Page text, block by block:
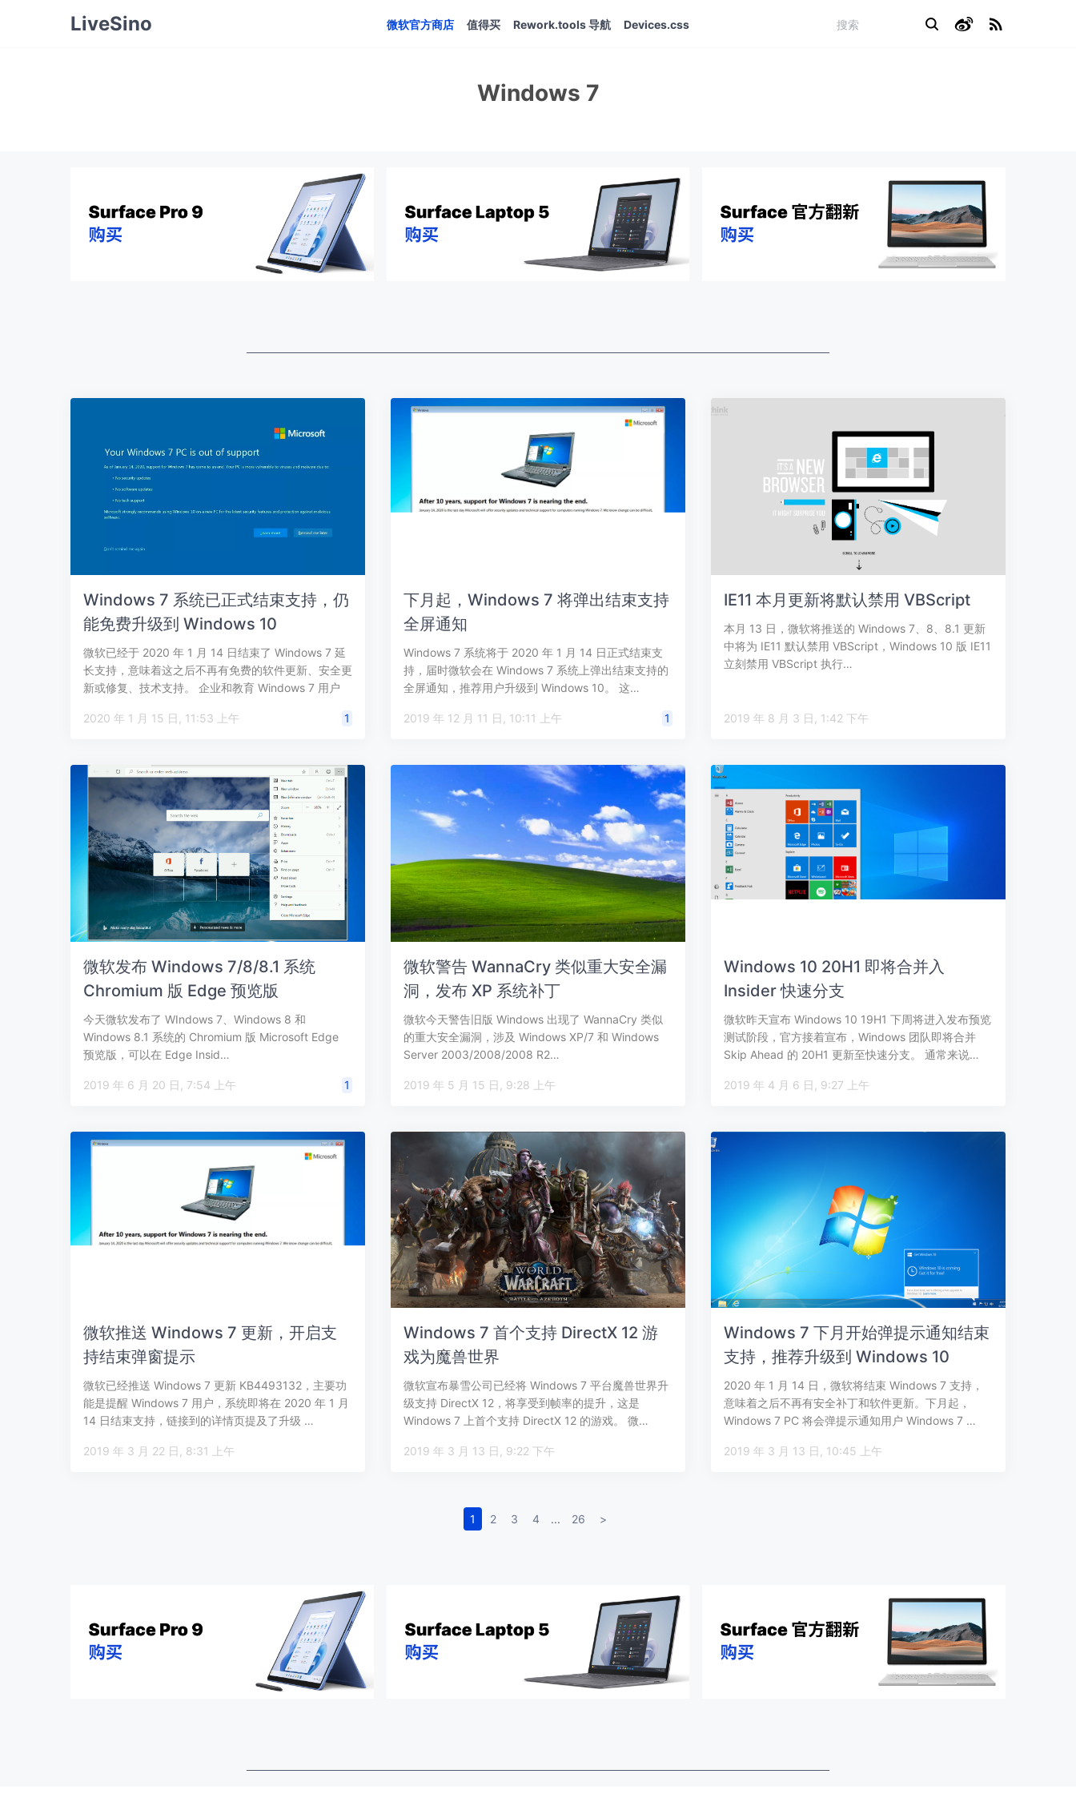
LiveSino 微软官方商店 值得买 Rework.tools 导航 Devices.css
Windows 7
Windows 7 系统已正式结束支持，仍
能免费升级到 Windows 10
微软已经于 2020 年 1 月 14 日结束了 Windows 7 延
长支持，意味着这之后不再有免费的软件更新、安全更
新或修复、技术支持。 企业和教育 Windows 7 用户
2020 年 1 月 15 日, 11:53 上午
1
下月起，Windows 7 将弹出结束支持
全屏通知
Windows 7 系统将于 2020 年 1 月 14 日正式结束支
持，届时微软会在 Windows 7 系统上弹出结束支持的
全屏通知，推荐用户升级到 Windows 10。 这…
2019 年 12 月 11 日, 10:11 上午 1
IE11 本月更新将默认禁用 VBScript
本月 13 日，微软将推送的 Windows 7、8、8.1 更新
中将为 IE11 默认禁用 VBScript，Windows 10 版 IE11
立刻禁用 VBScript 执行…
2019 年 8 月 3 日, 1:42 下午
微软发布 Windows 7/8/8.1 系统
Chromium 版 Edge 预览版
今天微软发布了 WIndows 7、Windows 8 和
Windows 8.1 系统的 Chromium 版 Microsoft Edge
预览版，可以在 Edge Insid…
2019 年 6 月 20 日, 7:54 上午 1
微软警告 WannaCry 类似重大安全漏
洞，发布 XP 系统补丁
微软今天警告旧版 Windows 出现了 WannaCry 类似
的重大安全漏洞，涉及 Windows XP/7 和 Windows
Server 2003/2008/2008 R2…
2019 年 5 月 15 日, 9:28 上午
Windows 10 20H1 即将合并入
Insider 快速分支
微软昨天宣布 Windows 10 19H1 下周将进入发布预览
测试阶段，官方接着宣布，Windows 团队即将合并
Skip Ahead 的 20H1 更新至快速分支。 通常来说…
2019 年 4 月 6 日, 9:27 上午
微软推送 Windows 7 更新，开启支
持结束弹窗提示
微软已经推送 Windows 7 更新 KB4493132，主要功
能是提醒 Windows 7 用户，系统即将在 2020 年 1 月
14 日结束支持，链接到的详情页提及了升级 …
2019 年 3 月 22 日, 8:31 上午
Windows 7 首个支持 DirectX 12 游
戏为魔兽世界
微软宣布暴雪公司已经将 Windows 7 平台魔兽世界升
级支持 DirectX 12，将享受到帧率的提升，这是
Windows 7 上首个支持 DirectX 12 的游戏。 微…
2019 年 3 月 13 日, 9:22 下午
Windows 7 下月开始弹提示通知结束
支持，推荐升级到 Windows 10
2020 年 1 月 14 日，微软将结束 Windows 7 支持，
意味着之后不再有安全补丁和软件更新。下月起，
Windows 7 PC 将会弹提示通知用户 Windows 7 …
2019 年 3 月 13 日, 10:45 上午
1 2 3 4 ... 26 >